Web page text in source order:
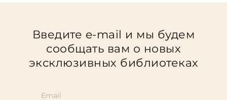
Введите e-mail и мы будем
сообщать вам о новых
эксклюзивных библиотеках